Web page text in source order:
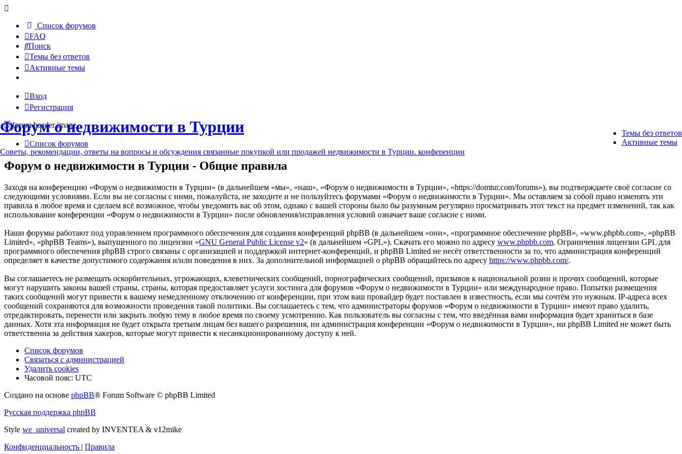
Список форумов
FAQ
Поиск
Темы без ответов
Активные темы
Вход
Регистрация
Темы без ответов
Активные темы
Форум о недвижимости в Турции
Советы, рекомендации, ответы на вопросы и обсуждения связанные покупкой или продажей недвижимости в Турции. конференции
Список форумов
Форум о недвижимости в Турции - Общие правила
Заходя на конференцию «Форум о недвижимости в Турции» (в дальнейшем «мы», «наш», «Форум о недвижимости в Турции», «https://domtur.com/forums»), вы подтверждаете своё согласие со
следующими условиями. Если вы не согласны с ними, пожалуйста, не заходите и не пользуйтесь форумами «Форум о недвижимости в Турции». Мы оставляем за собой право изменять эти
правила в любое время и сделаем всё возможное, чтобы уведомить вас об этом, однако с вашей стороны было бы разумным регулярно просматривать этот текст на предмет изменений, так как
использование конференции «Форум о недвижимости в Турции» после обновления/исправления условий означает ваше согласие с ними.
Наши форумы работают под управлением программного обеспечения для создания конференций phpBB (в дальнейшем «они», «программное обеспечение phpBB», «www.phpbb.com», «phpBB
Limited», «phpBB Teams»), выпущенного по лицензии «GNU General Public License v2» (в дальнейшем «GPL»). Скачать его можно по адресу www.phpbb.com. Ограничения лицензии GPL для
программного обеспечения phpBB строго связаны с организацией и поддержкой интернет-конференций, и phpBB Limited не несёт ответственности за то, что администрация конференций
определяет в качестве допустимого содержания и/или поведения в них. За дополнительной информацией о phpBB обращайтесь по адресу https://www.phpbb.com/.
Вы соглашаетесь не размещать оскорбительных, угрожающих, клеветнических сообщений, порнографических сообщений, призывов к национальной розни и прочих сообщений, которые
могут нарушить законы вашей страны, страны, которая предоставляет услуги хостинга для форумов «Форум о недвижимости в Турции» или международное право. Попытки размещения
таких сообщений могут привести к вашему немедленному отключению от конференции, при этом ваш провайдер будет поставлен в известность, если мы сочтём это нужным. IP-адреса всех
сообщений сохраняются для возможности проведения такой политики. Вы соглашаетесь с тем, что администраторы форумов «Форум о недвижимости в Турции» имеют право удалить,
отредактировать, перенести или закрыть любую тему в любое время по своему усмотрению. Как пользователь вы согласны с тем, что введённая вами информация будет храниться в базе
данных. Хотя эта информация не будет открыта третьим лицам без вашего разрешения, ни администрация конференции «Форум о недвижимости в Турции», ни phpBB Limited не может быть
ответственна за действия хакеров, которые могут привести к несанкционированному доступу к ней.
Список форумов
Связаться с администрацией
Удалить cookies
Часовой пояс: UTC
Создано на основе phpBB® Forum Software © phpBB Limited
Русская поддержка phpBB
Style we_universal created by INVENTEA & v12mike
Конфиденциальность | Правила